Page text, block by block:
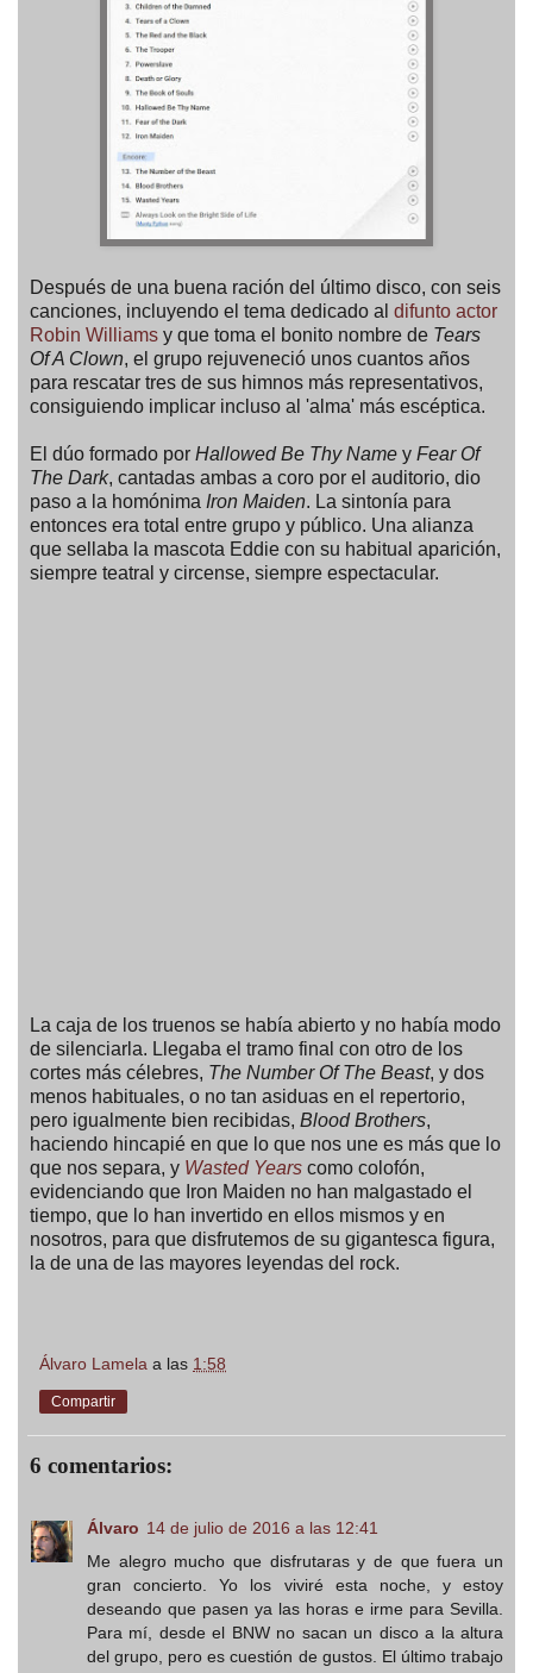
Después de una buena ración del último disco, con seis
canciones, incluyendo el tema dedicado al difunto actor
Robin Williams y que toma el bonito nombre de Tears
Of A Clown, el grupo rejuveneció unos cuantos años
para rescatar tres de sus himnos más representativos,
consiguiendo implicar incluso al 'alma' más escéptica.
El dúo formado por Hallowed Be Thy Name y Fear Of
The Dark, cantadas ambas a coro por el auditorio, dio
paso a la homónima Iron Maiden. La sintonía para
entonces era total entre grupo y público. Una alianza
que sellaba la mascota Eddie con su habitual aparición,
siempre teatral y circense, siempre espectacular.
La caja de los truenos se había abierto y no había modo
de silenciarla. Llegaba el tramo final con otro de los
cortes más célebres, The Number Of The Beast, y dos
menos habituales, o no tan asiduas en el repertorio,
pero igualmente bien recibidas, Blood Brothers,
haciendo hincapié en que lo que nos une es más que lo
que nos separa, y Wasted Years como colofón,
evidenciando que Iron Maiden no han malgastado el
tiempo, que lo han invertido en ellos mismos y en
nosotros, para que disfrutemos de su gigantesca figura,
la de una de las mayores leyendas del rock.
Álvaro Lamela a las 1:58
Compartir
6 comentarios:
Álvaro 14 de julio de 2016 a las 12:41
Me alegro mucho que disfrutaras y de que fuera un
gran concierto. Yo los viviré esta noche, y estoy
deseando que pasen ya las horas e irme para Sevilla.
Para mí, desde el BNW no sacan un disco a la altura
del grupo, pero es cuestión de gustos. El último trabajo